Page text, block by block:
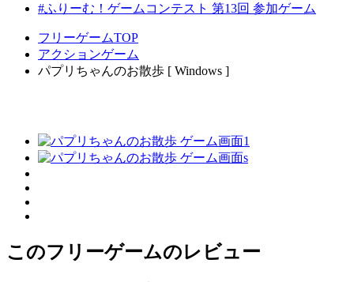
#ふりーむ！ゲームコンテスト 第13回 参加ゲーム
フリーゲームTOP
アクションゲーム
パプリちゃんのお散歩 [ Windows ]
このフリーゲームのレビュー